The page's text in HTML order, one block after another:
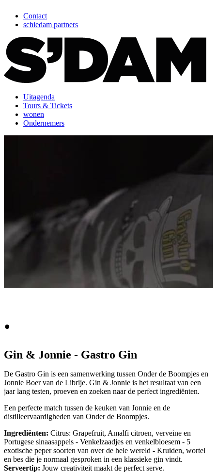
Contact
schiedam partners
Uitagenda
Tours & Tickets
wonen
Ondernemers
.
Gin & Jonnie - Gastro Gin
De Gastro Gin is een samenwerking tussen Onder de Boompjes en
Jonnie Boer van de Librije. Gin & Jonnie is het resultaat van een
jaar lang testen, proeven en zoeken naar de perfect ingrediënten.
Een perfecte match tussen de keuken van Jonnie en de
distilleervaardigheden van Onder de Boompjes.
Ingrediënten: Citrus: Grapefruit, Amalfi citroen, verveine en
Portugese sinaasappels - Venkelzaadjes en venkelbloesem - 5
exotische peper soorten van over de hele wereld - Kruiden, wortel
en bes die je normaal gesproken in een klassieke gin vindt.
Serveertip: Jouw creativiteit maakt de perfect serve.